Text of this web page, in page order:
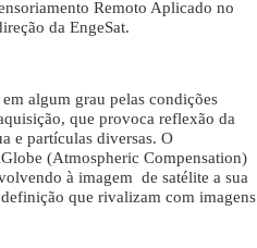
Remoto Aplicado no
da EngeSat.
algum grau pelas condições
que provoca reflexão da
e partículas diversas. O
(Atmospheric Compensation)
à imagem de satélite a sua
que rivalizam com imagens